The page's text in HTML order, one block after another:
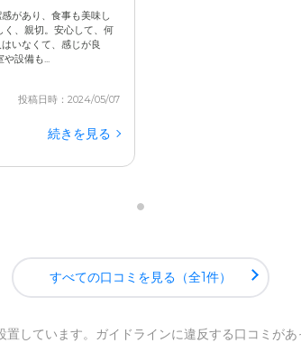
があり、食事も美味し
く、親切。安心して、何
いなくて、感じが良
設備も...
投稿日時：2024/05/07
続きを見る
すべての口コミを見る（全1件）
置しています。ガイドラインに違反する口コミが